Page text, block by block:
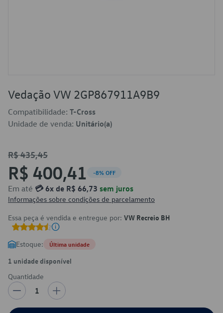
Vedação VW 2GP867911A9B9
Compatibilidade: T-Cross
Unidade de venda: Unitário(a)
R$ 435,45
R$ 400,41 -8% OFF
Em até 💳 6x de R$ 66,73 sem juros
Informações sobre condições de parcelamento
Essa peça é vendida e entregue por: VW Recreio BH
Estoque: Última unidade
1 unidade disponível
Quantidade
1